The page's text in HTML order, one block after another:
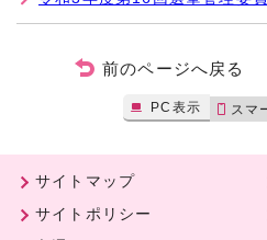
前のページへ戻る
PC表示 スマ
サイトマップ
サイトポリシー